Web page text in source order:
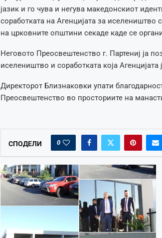
јазик и го чува и негува македонскиот
соработката на Агенцијата за иселеништво
на црковните општини секаде каде се
Неговото Преосвештенство г. Партениј ја
иселеништво и соработката која
Директорот Близнаковки упати
Преосвештенство во просториите на
СПОДЕЛИ 0